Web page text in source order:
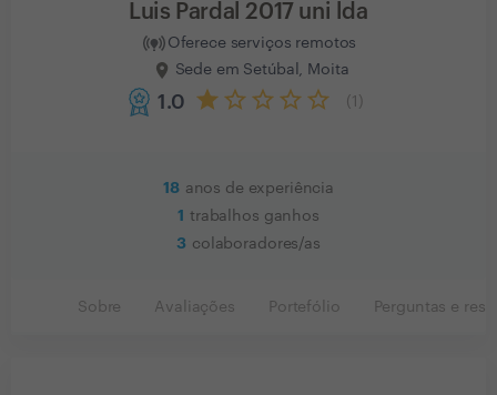
Luis Pardal 2017 uni lda
Oferece serviços remotos
Sede em Setúbal, Moita
1.0 1
18 anos de experiência
1 trabalhos ganhos
3 colaboradores/as
Sobre Avaliações Portefólio Perguntas e